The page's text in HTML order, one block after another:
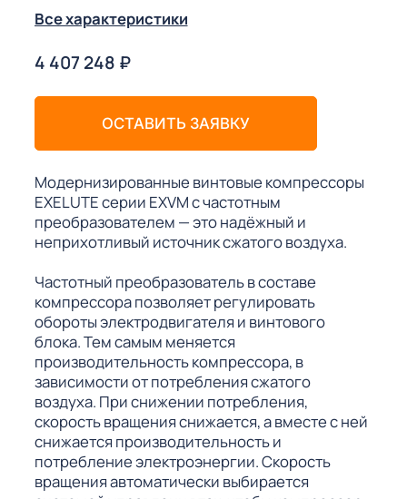
Все характеристики
4 407 248 ₽
ОСТАВИТЬ ЗАЯВКУ
Модернизированные винтовые компрессоры
EXELUTE серии EXVM с частотным
преобразователем — это надёжный и
неприхотливый источник сжатого воздуха.
Частотный преобразователь в составе
компрессора позволяет регулировать
обороты электродвигателя и винтового
блока. Тем самым меняется
производительность компрессора, в
зависимости от потребления сжатого
воздуха. При снижении потребления,
скорость вращения снижается, а вместе с ней
снижается производительность и
потребление электроэнергии. Скорость
вращения автоматически выбирается